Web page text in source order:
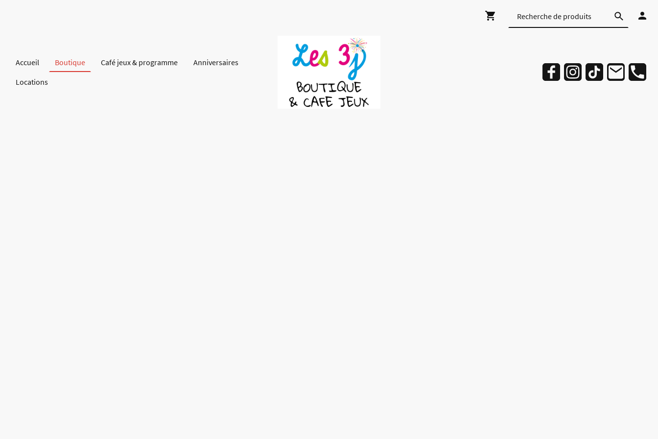
Accueil Boutique Café jeux & programme
Anniversaires
Locations